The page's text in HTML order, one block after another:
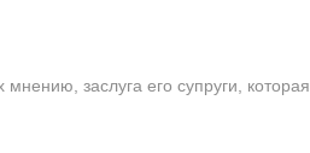
заслуга его супруги, которая